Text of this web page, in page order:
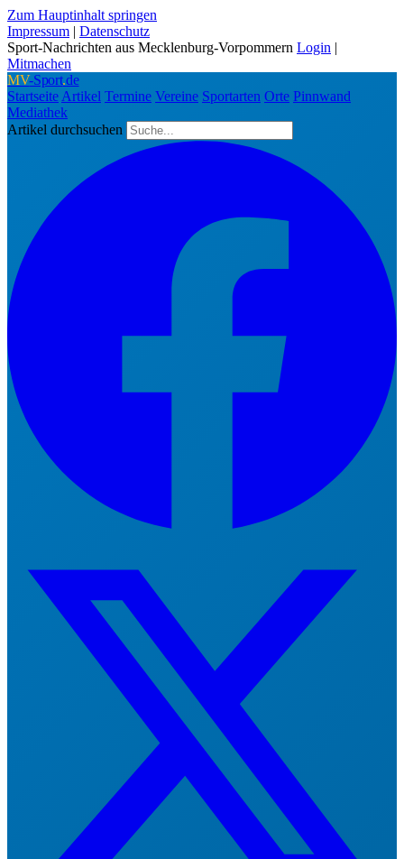
Zum Hauptinhalt springen
Impressum | Datenschutz
Sport-Nachrichten aus Mecklenburg-Vorpommern Login |
Mitmachen
MV-Sport.de
Startseite Artikel Termine Vereine Sportarten Orte Pinnwand
Mediathek
Artikel durchsuchen